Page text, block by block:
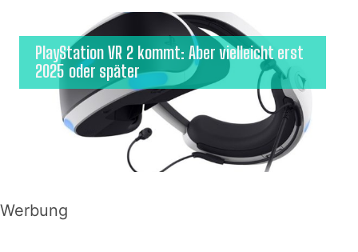
PlayStation VR 2 kommt: Aber vielleicht erst
2025 oder später
Werbung